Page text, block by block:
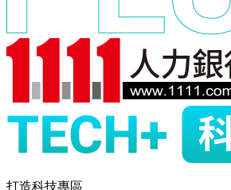
打造科技專區